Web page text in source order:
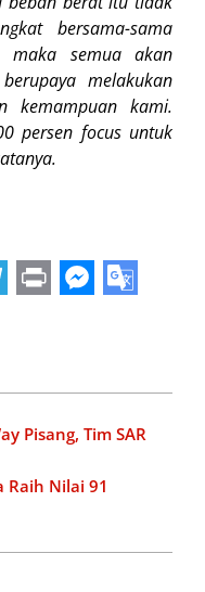
bersama-sama
maka semua akan
melakukan
kemampuan kami.
persen focus untuk
Pisang, Tim SAR
Raih Nilai 91